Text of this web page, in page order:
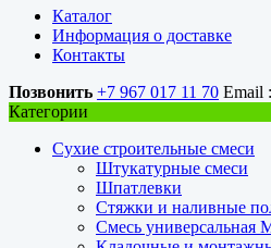
Каталог
Информация о доставке
Контакты
Позвонить +7 967 017 11 70 Email :
Категории
Сухие строительные смеси
Штукатурные смеси
Шпатлевки
Стяжки и наливные
Смесь универсальная